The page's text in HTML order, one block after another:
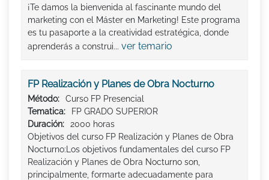
¡Te damos la bienvenida al fascinante mundo del
marketing con el Máster en Marketing! Este programa
es tu pasaporte a la creatividad estratégica, donde
aprenderás a construi... ver temario
FP Realización y Planes de Obra Nocturno
Método:
Curso FP Presencial
Tematica:
FP GRADO SUPERIOR
Duración:
2000 horas
Objetivos del curso FP Realización y Planes de Obra
Nocturno:Los objetivos fundamentales del curso FP
Realización y Planes de Obra Nocturno son,
principalmente, formarte adecuadamente para